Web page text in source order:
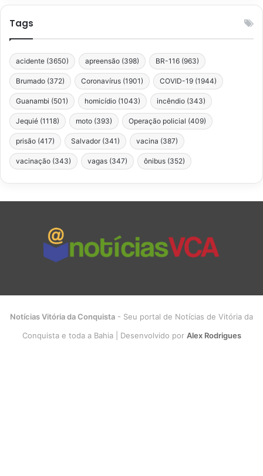
Tags
acidente (3650) apreensão (398) BR-116 (963)
Brumado (372) Coronavírus (1901) COVID-19 (1944)
Guanambi (501) homicídio (1043) incêndio (343)
Jequié (1118) moto (393) Operação policial (409)
prisão (417) Salvador (341) vacina (387)
vacinação (343) vagas (347) ônibus (352)
Notícias Vitória da Conquista - Seu portal de Notícias de Vitória da
Conquista e toda a Bahia | Desenvolvido por Alex Rodrigues